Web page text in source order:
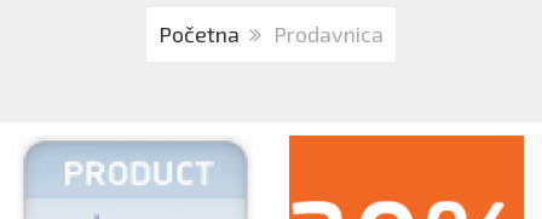
Početna Prodavnica